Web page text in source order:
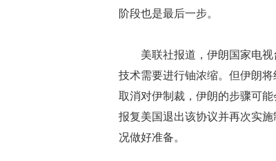
阶段也是最后一步。
美联社报道，伊朗国家电视
技术需要进行铀浓缩。但伊朗
取消对伊制裁，伊朗的步骤可
报复美国退出该协议并再次实
况做好准备。